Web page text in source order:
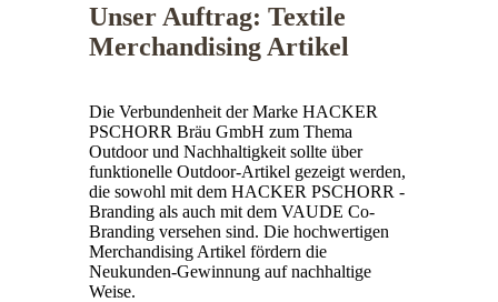
Unser Auftrag: Textile
Merchandising Artikel
Die Verbundenheit der Marke HACKER
PSCHORR Bräu GmbH zum Thema
Outdoor und Nachhaltigkeit sollte über
funktionelle Outdoor-Artikel gezeigt werden,
die sowohl mit dem HACKER PSCHORR -
Branding als auch mit dem VAUDE Co-
Branding versehen sind. Die hochwertigen
Merchandising Artikel fördern die
Neukunden-Gewinnung auf nachhaltige
Weise.